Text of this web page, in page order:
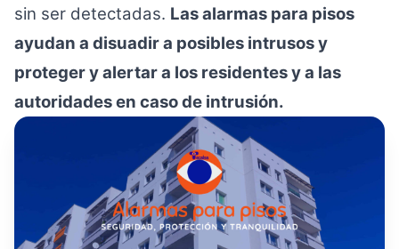
sin ser detectadas. Las alarmas para pisos
ayudan a disuadir a posibles intrusos y
proteger y alertar a los residentes y a las
autoridades en caso de intrusión.